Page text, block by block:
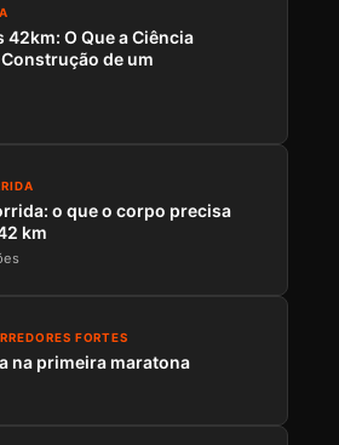
O Que a Ciência
de um
o que o corpo precisa
km
FORTES
na primeira maratona